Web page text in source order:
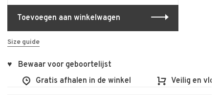
Toevoegen aan winkelwagen
Size guide
♥ Bewaar voor geboortelijst
Gratis afhalen in de winkel
Veilig en vlot